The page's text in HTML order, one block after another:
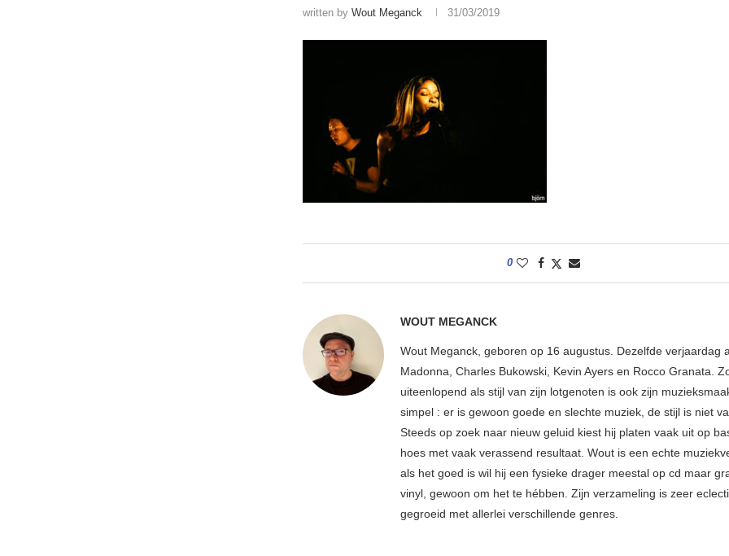
written by Wout Meganck 31/03/2019
0
WOUT MEGANCK
Wout Meganck, geboren op 16 augustus. Dezelfde verjaardag
Madonna, Charles Bukowski, Kevin Ayers en Rocco Granata.
uiteenlopend als stijl van zijn lotgenoten is ook zijn
simpel : er is gewoon goede en slechte muziek, de stijl is niet
Steeds op zoek naar nieuw geluid kiest hij platen vaak uit op
hoes met vaak verassend resultaat. Wout is een echte
als het goed is wil hij een fysieke drager meestal op cd maar
vinyl, gewoon om het te hébben. Zijn verzameling is zeer
gegroeid met allerlei verschillende genres.